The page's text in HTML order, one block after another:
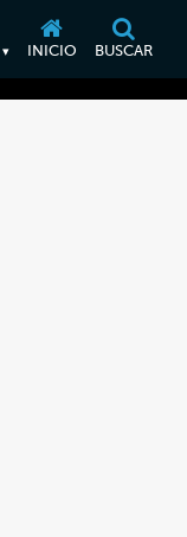
▾ INICIO BUSCAR